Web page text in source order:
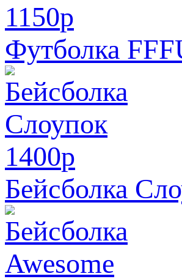
1150p
Футболка
1400p
Бейсболка